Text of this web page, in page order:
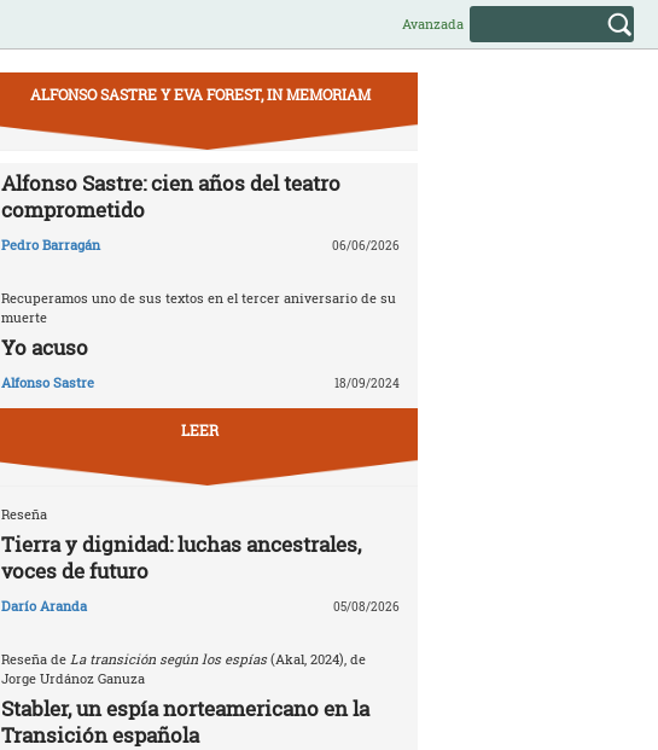
Avanzada
ALFONSO SASTRE Y EVA FOREST, IN MEMORIAM
Alfonso Sastre: cien años del teatro
comprometido
Pedro Barragán 06/06/2026
Recuperamos uno de sus textos en el tercer aniversario de su
muerte
Yo acuso
Alfonso Sastre 18/09/2024
LEER
Reseña
Tierra y dignidad: luchas ancestrales,
voces de futuro
Darío Aranda 05/08/2026
Reseña de La transición según los espías(Akal, 2024), de
Jorge Urdánoz Ganuza
Stabler, un espía norteamericano en la
Transición española